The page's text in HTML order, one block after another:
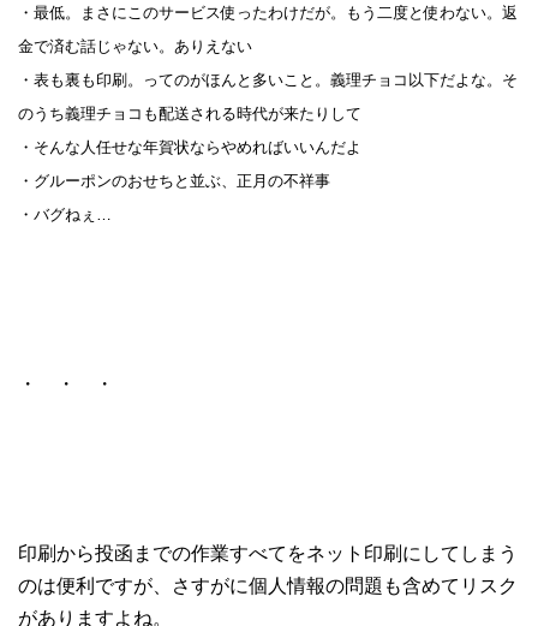
・最低。まさにこのサービス使ったわけだが。もう二度と使わない。返
金で済む話じゃない。ありえない
・表も裏も印刷。ってのがほんと多いこと。義理チョコ以下だよな。そ
のうち義理チョコも配送される時代が来たりして
・そんな人任せな年賀状ならやめればいいんだよ
・グルーポンのおせちと並ぶ、正月の不祥事
・バグねぇ…
・ ・ ・
印刷から投函までの作業すべてをネット印刷にしてしまう
のは便利ですが、さすがに個人情報の問題も含めてリスク
がありますよね。